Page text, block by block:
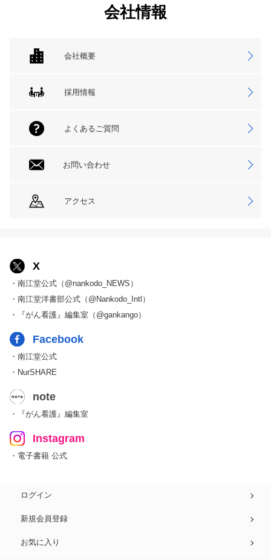
会社情報
会社概要
採用情報
よくあるご質問
お問い合わせ
アクセス
X
・南江堂公式（@nankodo_NEWS）
・南江堂洋書部公式（@Nankodo_Intl）
・『がん看護』編集室（@gankango）
Facebook
・南江堂公式
・NurSHARE
note
・『がん看護』編集室
Instagram
・電子書籍 公式
ログイン
新規会員登録
お気に入り